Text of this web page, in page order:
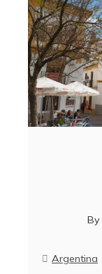
By
Argentina